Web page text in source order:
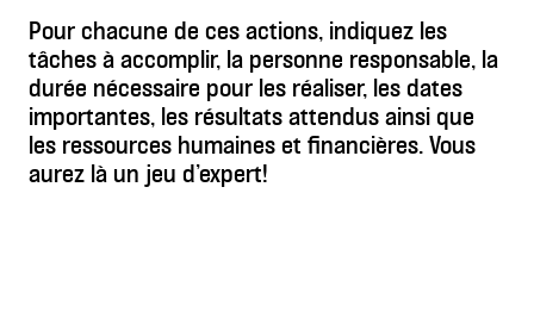
Pour chacune de ces actions, indiquez les
tâches à accomplir, la personne responsable, la
durée nécessaire pour les réaliser, les dates
importantes, les résultats attendus ainsi que
les ressources humaines et financières. Vous
aurez là un jeu d’expert!